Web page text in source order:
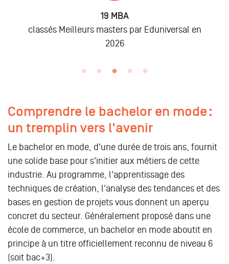
Eduniversal en
lors des promo 2019 à
Comprendre le bachelor en mode :
un tremplin vers l'avenir
Le bachelor en mode, d'une durée de trois ans, fournit
une solide base pour s'initier aux métiers de cette
industrie. Au programme, l'apprentissage des
techniques de création, l'analyse des tendances et des
bases en gestion de projets vous donnent un aperçu
concret du secteur. Généralement proposé dans une
école de commerce, un bachelor en mode aboutit en
principe à un titre officiellement reconnu de niveau 6
(soit bac+3).